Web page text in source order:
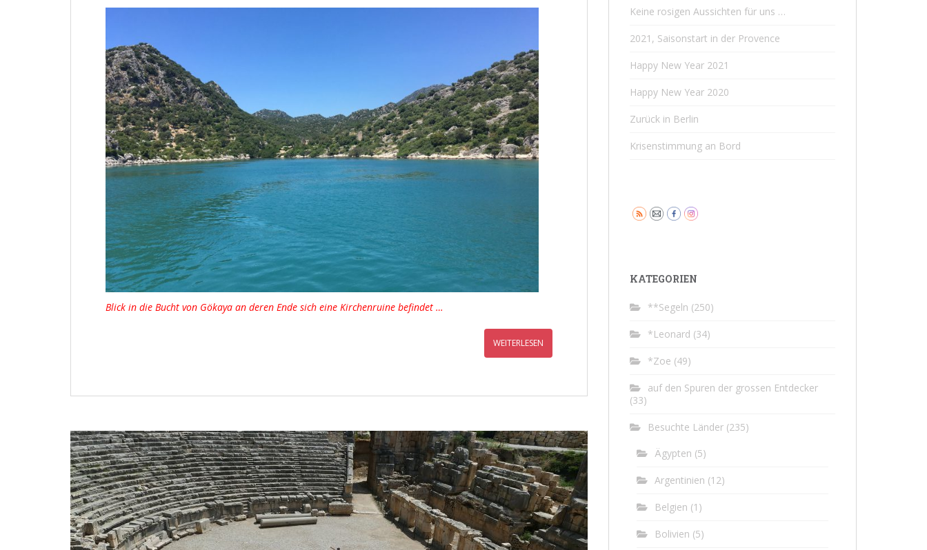
Blick in die Bucht von Gökaya an deren Ende sich eine Kirchenruine befindet …
WEITERLESEN
Keine rosigen Aussichten für uns …
2021, Saisonstart in der Provence
Happy New Year 2021
Happy New Year 2020
Zurück in Berlin
Krisenstimmung an Bord
KATEGORIEN
**Segeln (250)
*Leonard (34)
*Zoe (49)
auf den Spuren der grossen Entdecker
(33)
Besuchte Länder (235)
Ägypten (5)
Argentinien (12)
Belgien (1)
Bolivien (5)